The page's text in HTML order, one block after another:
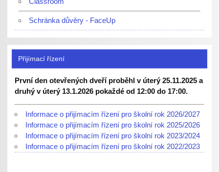
Schránka důvěry - FaceUp
Přijímací řízení
První den otevřených dveří proběhl v úterý 25.11.2025 a
druhý v úterý 13.1.2026 pokaždé od 12:00 do 17:00.
Informace o přijímacím řízení pro školní rok 2026/2027
Informace o přijímacím řízení pro školní rok 2025/2026
Informace o přijímacím řízení pro školní rok 2023/2024
Informace o přijímacím řízení pro školní rok 2022/2023